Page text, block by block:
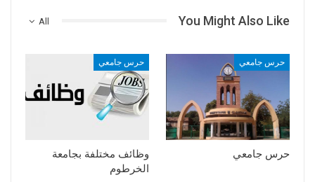
All You Might Also Like
حرس جامعي
حرس جامعي
حرس جامعي
وظائف مختلفة بجامعة
الخرطوم